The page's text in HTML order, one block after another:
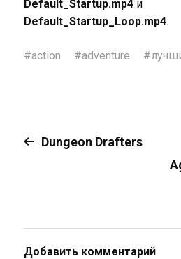
Default_Startup.mp4и
Default_Startup_Loop.mp4.
#action #adventure #
Dungeon Drafters
Добавить комментарий